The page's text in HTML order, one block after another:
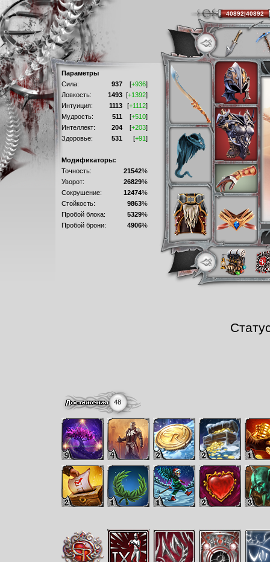
Параметры
Сила:
937 [+936]
Ловкость:
1493 [+1392]
Интуиция:
1113 [+1112]
Мудрость:
511 [+510]
Интеллект:
204 [+203]
Здоровье:
531 [+91]
Модификаторы:
Точность:
21542%
Уворот:
26829%
Сокрушение:
12474%
Стойкость:
9863%
Пробой блока:
5329%
Пробой брони:
4906%
48
40892|40892